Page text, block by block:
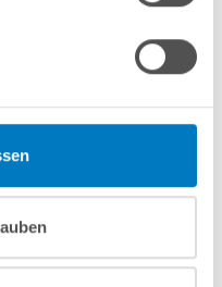
folgender Seite: